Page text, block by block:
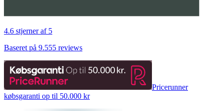
4.6 stjerner af 5
Baseret på 9.555 reviews
Pricerunner
købsgaranti op til 50.000 kr